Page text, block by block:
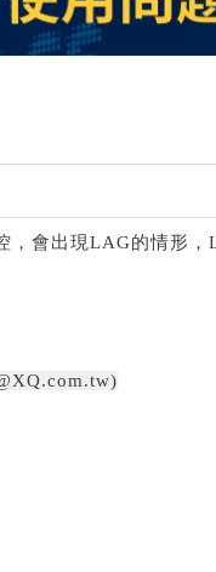
，會出現LAG的情形